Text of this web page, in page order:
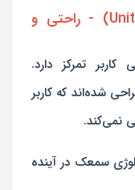
6. سمعک شارژی یونیترون (Unitron) - راحتی و
تمرکز دارد.
شده‌اند که کاربر
نمی‌کند.
سمعک در آینده